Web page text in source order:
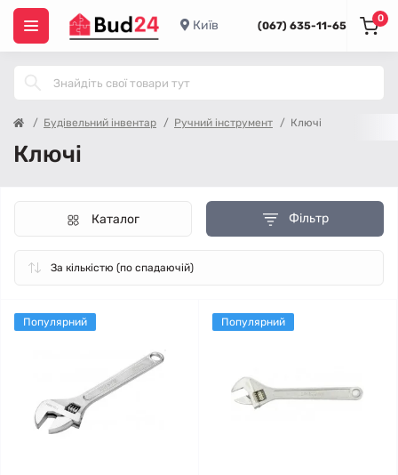
Київ (067) 635-11-65
0
Будівельний інвентар Ручний інструмент Ключі
Ключі
Фільтр
Каталог
Популярний Популярний